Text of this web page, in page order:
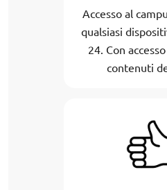
Accesso al
qualsiasi
24. Con
contenuti